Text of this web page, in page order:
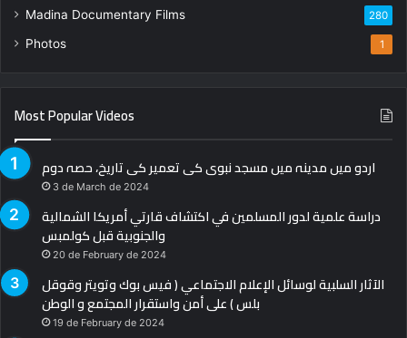
Madina Documentary Films 280
Photos 1
Most Popular Videos
اردو میں مدینہ میں مسجد نبوی کی تعمیر کی تاریخ، حصہ دوم
3 de March de 2024
دراسة علمية لدور المسلمين في اكتشاف قارتي أمريكا الشمالية
والجنوبية قبل كولمبس
20 de February de 2024
الآثار السلبية لوسائل الإعلام الاجتماعي ( فيس بوك وتويتر وقوقل
بلس ) على أمن واستقرار المجتمع و الوطن
19 de February de 2024